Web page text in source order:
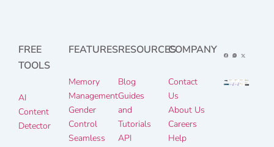
FREE
TOOLS
AI
Content
Detector
FEATURES
Memory
Management
Gender
Control
Seamless
RESOURCES
Blog
Guides
and
Tutorials
API
COMPANY
Contact
Us
About Us
Careers
Help